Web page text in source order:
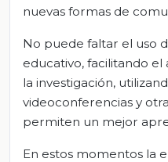
nuevas formas de
No puede faltar el uso
educativo, facilitando el
la investigación,
videoconferencias y
permiten un mejor
En estos momentos la